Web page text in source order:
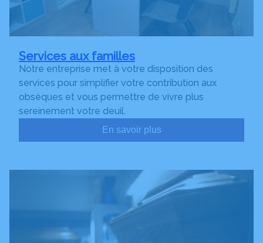
Services aux familles
Notre entreprise met à votre disposition des
services pour simplifier votre contribution aux
obsèques et vous permettre de vivre plus
sereinement votre deuil.
En savoir plus